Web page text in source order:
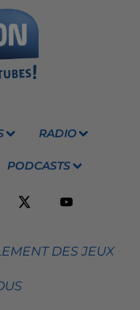
RADIO
PODCASTS
DES JEUX